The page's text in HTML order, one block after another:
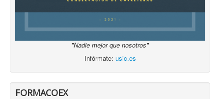
"Nadie mejor que nosotros"
Infórmate: usic.es
FORMACOEX